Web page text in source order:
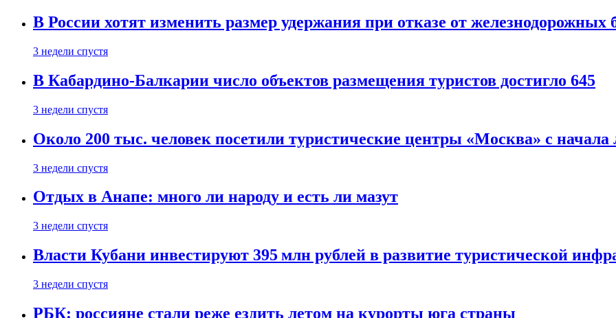
В России хотят изменить размер удержания при отказе от железнодорожных
3 недели спустя
В Кабардино-Балкарии число объектов размещения туристов достигло 645
3 недели спустя
Около 200 тыс. человек посетили туристические центры «Москва» с начала
3 недели спустя
Отдых в Анапе: много ли народу и есть ли мазут
3 недели спустя
Власти Кубани инвестируют 395 млн рублей в развитие туристической
3 недели спустя
РБК: россияне стали реже ездить летом на курорты юга страны